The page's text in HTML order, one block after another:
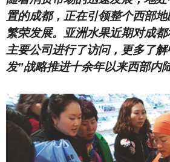
置的成都，正在引领整个西部
繁荣发展。亚洲水果近期对成
主要公司进行了访问，更多了
发”战略推进十余年以来西部内